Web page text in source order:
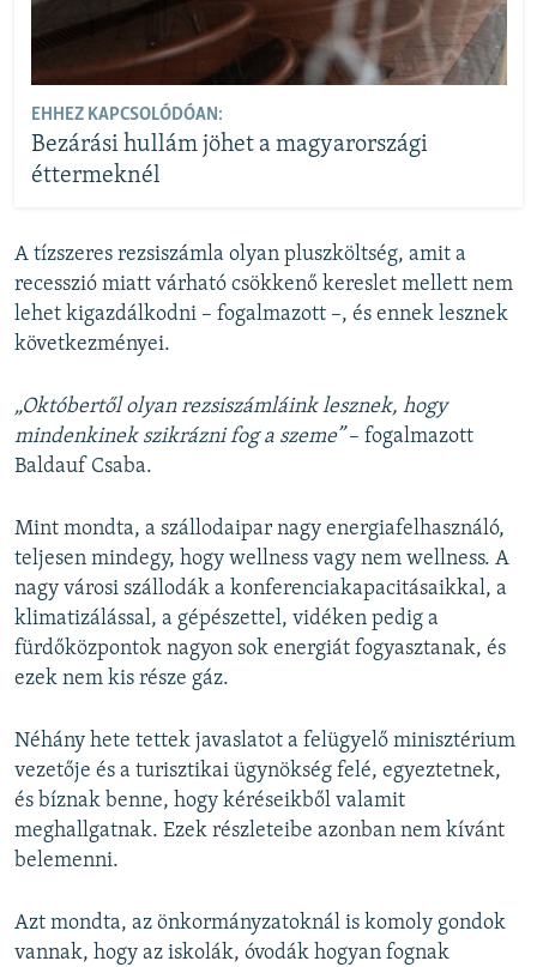
EHHEZ KAPCSOLÓDÓAN:
Bezárási hullám jöhet a magyarországi
éttermeknél
A tízszeres rezsiszámla olyan pluszköltség, amit a
recesszió miatt várható csökkenő kereslet mellett nem
lehet kigazdálkodni – fogalmazott –, és ennek lesznek
következményei.
„Októbertől olyan rezsiszámláink lesznek, hogy
mindenkinek szikrázni fog a szeme”– fogalmazott
Baldauf Csaba.
Mint mondta, a szállodaipar nagy energiafelhasználó,
teljesen mindegy, hogy wellness vagy nem wellness. A
nagy városi szállodák a konferenciakapacitásaikkal, a
klimatizálással, a gépészettel, vidéken pedig a
fürdőközpontok nagyon sok energiát fogyasztanak, és
ezek nem kis része gáz.
Néhány hete tettek javaslatot a felügyelő minisztérium
vezetője és a turisztikai ügynökség felé, egyeztetnek,
és bíznak benne, hogy kéréseikből valamit
meghallgatnak. Ezek részleteibe azonban nem kívánt
belemenni.
Azt mondta, az önkormányzatoknál is komoly gondok
vannak, hogy az iskolák, óvodák hogyan fognak